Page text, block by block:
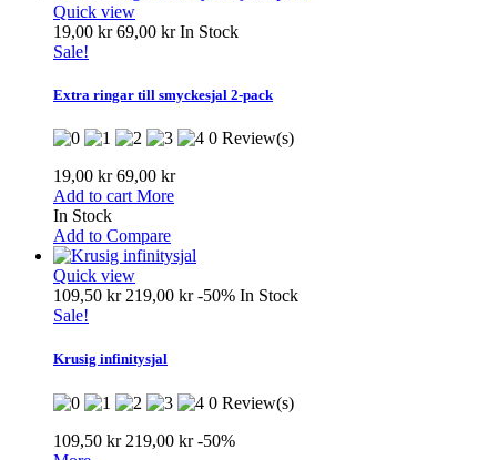
Quick view
19,00 kr69,00 krIn Stock
Sale!
Extra ringar till smyckesjal 2-pack
0 Review(s)
19,00 kr69,00 kr
Add to cart More
In Stock
Add to Compare
Quick view
109,50 kr 219,00 kr-50% In Stock
Sale!
Krusig infinitysjal
0 Review(s)
109,50 kr 219,00 kr-50%